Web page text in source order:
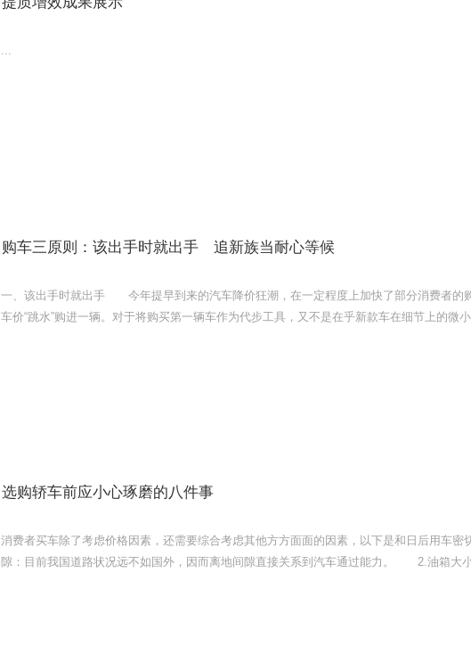
...
购车三原则：该出手时就出手 追新族当耐心等候
一、该出手时就出手 今年提早到来的汽车降价狂潮，在一定程度上加快了部分消费者的
车价“跳水”购进一辆。对于将购买第一辆车作为代步工具，又不是在乎新款车在细节上的微
选购轿车前应小心琢磨的八件事
消费者买车除了考虑价格因素，还需要综合考虑其他方方面面的因素，以下是和日后用
隙：目前我国道路状况远不如国外，因而离地间隙直接关系到汽车通过能力。 2.油箱大